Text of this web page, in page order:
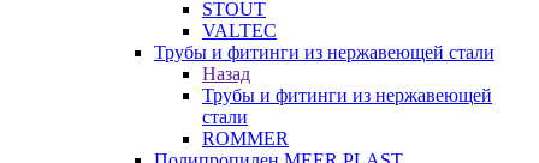
STOUT
VALTEC
Трубы и фитинги из нержавеющей стали
Назад
Трубы и фитинги из нержавеющей
стали
ROMMER